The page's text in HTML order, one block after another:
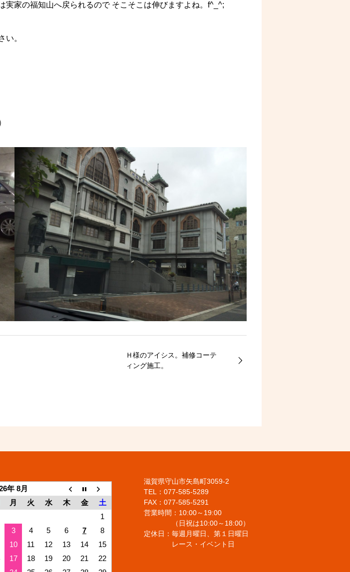
家の福知山へ戻られるので そこそこは伸びますよね。f^_^;
い。
Ｈ様のアイシス。補修コーテ
ィング施工。
年 8月
月 火 水 木 金
土
1
3 4 5 6 7
8
10 11 12 13 14
15
17 18 19 20 21
22
滋賀県守山市矢島町3059-2
TEL：077-585-5289
FAX：077-585-5291
営業時間：10:00～19:00
（日祝は10:00～18:00）
定休日：毎週月曜日、第１日曜日
レース・イベント日